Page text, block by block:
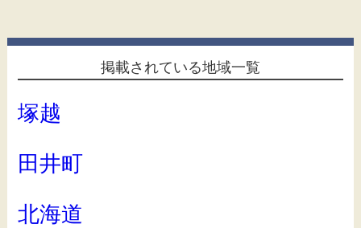
掲載されている地域一覧
塚越
田井町
北海道